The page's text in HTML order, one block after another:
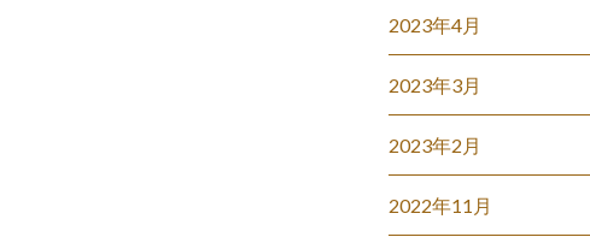
2023年4月
2023年3月
2023年2月
2022年11月